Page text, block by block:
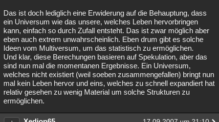
Das ist doch lediglich eine Erwiderung auf die Behauptung, dass
ein Universum wie das unsere, welches Leben hervorbringen
kann, einfach so durch Zufall entsteht. Das ist zwar möglich aber
eben auch extrem unwahrscheinlich. Eben drum gibt es solche
Ideen vom Multiversum, um das statistisch zu ermöglichen.
Und klar, diese Berechungen basieren auf Spekulation, aber das
sind nun mal die momentanen Ergebnisse. Ein Universum,
welches nicht existiert (weil soeben zusammengefallen) bringt nun
mal kein Leben hervor und eins, welches zu schnell expandiert hat
relativ gesehen zu wenig Material um solche Strukturen zu
ermöglichen.